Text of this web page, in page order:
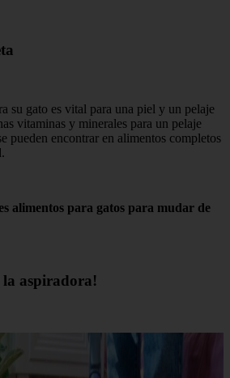
su gato es vital para una piel y un pelaje
vitaminas y minerales para un pelaje
pueden encontrar en alimentos completos
alimentos para gatos para mudar de
la aspiradora!